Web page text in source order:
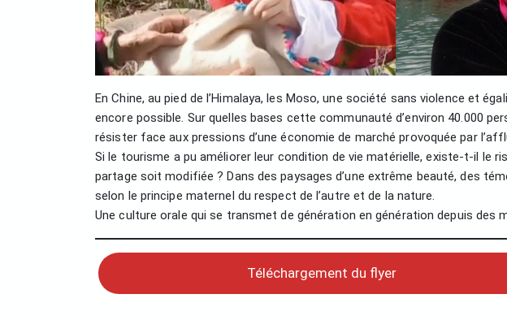
En Chine, au pied de l’Himalaya, les Moso, une société sans violence et
encore possible. Sur quelles bases cette communauté d’environ 40.000
résister face aux pressions d’une économie de marché provoquée par
Si le tourisme a pu améliorer leur condition de vie matérielle, existe-t-il le
partage soit modifiée ? Dans des paysages d’une extrême beauté, des
selon le principe maternel du respect de l’autre et de la nature.
Une culture orale qui se transmet de génération en génération depuis des
Téléchargement du flyer